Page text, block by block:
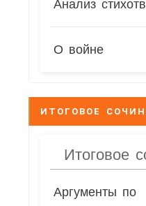
О войне
ИТОГОВОЕ
Итоговое
Аргументы по